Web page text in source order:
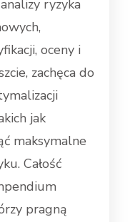
ryzyka
oceny i
zachęca do
jak
maksymalne
Całość
pragną